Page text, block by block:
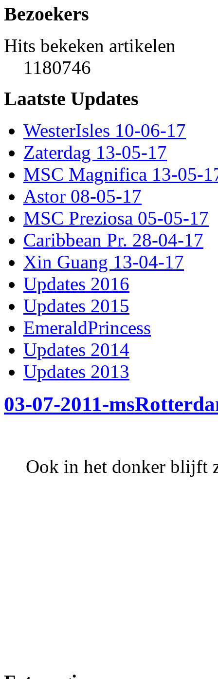
Bezoekers
Hits bekeken artikelen
1180746
Laatste Updates
WesterIsles 10-06-17
Zaterdag 13-05-17
MSC Magnifica 13-05-
Astor 08-05-17
MSC Preziosa 05-05-17
Caribbean Pr. 28-04-17
Xin Guang 13-04-17
Updates 2016
Updates 2015
EmeraldPrincess
Updates 2014
Updates 2013
03-07-2011-
Ook in het donker blijft